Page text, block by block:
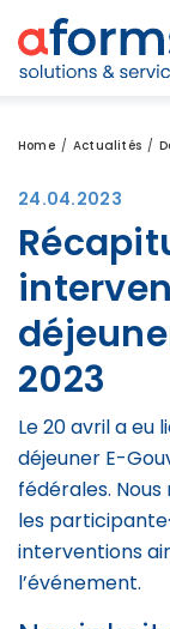
Zum Inhalt
Zum Menü
Zur Suche
Home Actualités
24.04.2023
2023
Le 20 avril a eu
déjeuner E-
fédérales.
les
interventions
l’événement.